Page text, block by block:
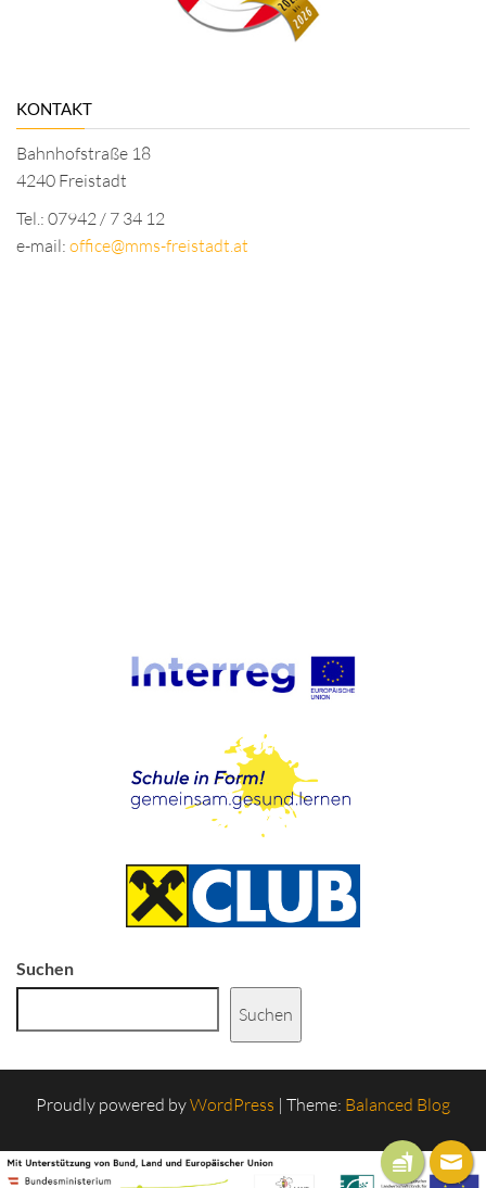
KONTAKT
Bahnhofstraße 18
4240 Freistadt
Tel.: 07942 / 7 34 12
e-mail: office@mms-freistadt.at
Suchen
Suchen
Proudly powered byWordPress | Theme: Balanced Blog